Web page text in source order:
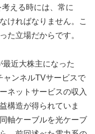
える時には、常に
ければなりません。こ
た立場だからです。
近大株主になった
ャンネルTVサービスで
ネットサービスの収入
構造が得られていま
軸ケーブルを光ケーブ